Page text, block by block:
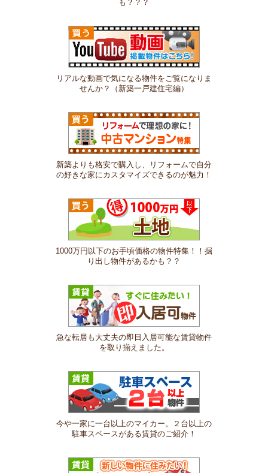
も？？？
リアルな動画で気になる物件をご覧になりま
せんか？（新築一戸建住宅編）
新築よりも格安で購入し、リフォームで自分
の好きな家にカスタマイズできるのが魅力！
1000万円以下のお手頃価格の物件特集！！掘
り出し物件があるかも？？
急な転居も大丈夫の即日入居可能な賃貸物件
を取り揃えました。
今や一家に一台以上のマイカー。２台以上の
駐車スペースがある賃貸のご紹介！